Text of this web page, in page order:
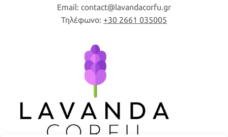
Email: contact lavandacorfu gr
Τηλέφωνο: +30 2661 035005